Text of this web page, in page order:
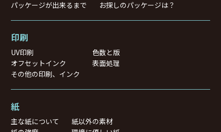
パッケージが出来るまで
お探しのパッケージは？
印刷
UV印刷
オフセットインク
その他の印刷、インク
色数と版
表面処理
紙
主な紙について
紙以外の素材